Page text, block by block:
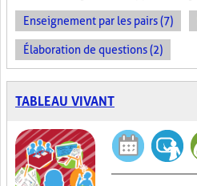
Enseignement par les pairs (7)
Élaboration de questions (2)
TABLEAU VIVANT